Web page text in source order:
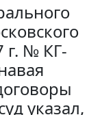
г. № КГ-
указал,